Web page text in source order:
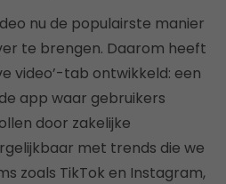
nu de populairste manier
te brengen. Daarom heeft
video’-tab ontwikkeld: een
app waar gebruikers
door zakelijke
met trends die we
zoals TikTok en Instagram,